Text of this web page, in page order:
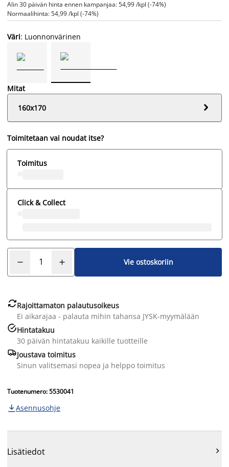
Alin 30 päivän hinta ennen kampanjaa: 54,99 /kpl (-74%)
Normaalihinta: 54,99 /kpl (-74%)
Väri: Luonnonvärinen
Mitat
160x170

Toimitetaan vai noudat itse?
Toimitus
Click & Collect
Vie ostoskoriin
Rajoittamaton palautusoikeus
Ei aikarajaa - palauta mihin tahansa JYSK-myymälään
Hintatakuu
30 päivän hintatakuu kaikille tuotteille
Joustava toimitus
Sinun valitsemasi nopea ja helppo toimitus
Tuotenumero: 5530041
 Asennusohje
Lisätiedot 